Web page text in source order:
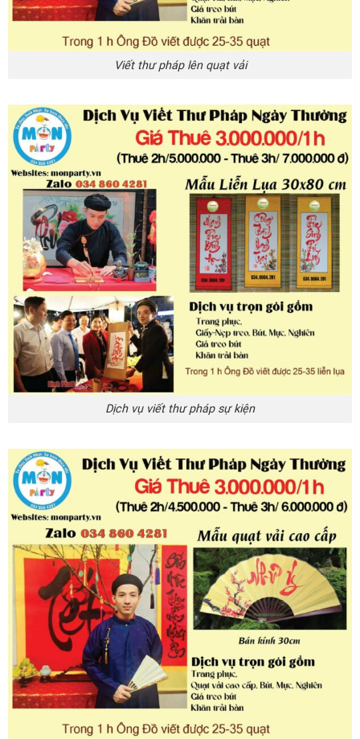
Viết thư pháp lên quạt vải
Dịch vụ viết thư pháp sự kiện